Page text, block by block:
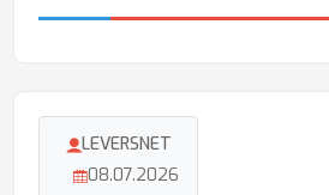
LEVERSNET
08.07.2026